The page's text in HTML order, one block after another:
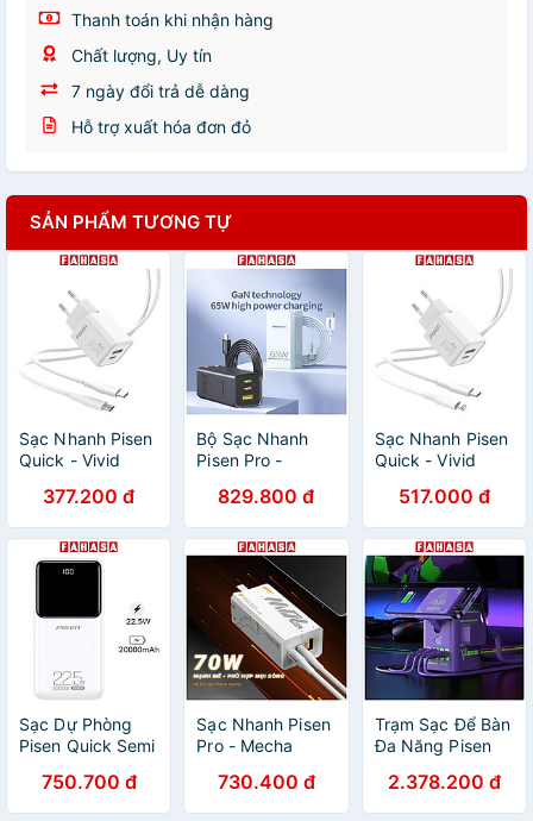
Thanh toán khi nhận hàng
Chất lượng, Uy tín
7 ngày đổi trả dễ dàng
Hỗ trợ xuất hóa đơn đỏ
SẢN PHẨM TƯƠNG TỰ
Sạc Nhanh Pisen
Quick - Vivid
377.200 đ
Bộ Sạc Nhanh
Pisen Pro -
2C1A - Pisen
CC1200
829.800 đ
Sạc Nhanh Pisen
Quick - Vivid
Pisen CL1200
517.000 đ
Sạc Dự Phòng
Pisen Quick Semi
20000mAh - Màu
Trắng
750.700 đ
Sạc Nhanh Pisen
Pro - Mecha
2C1A
730.400 đ
Trạm Sạc Để Bàn
Đa Năng Pisen
MagStation
(Standby 65W)
2.378.200 đ